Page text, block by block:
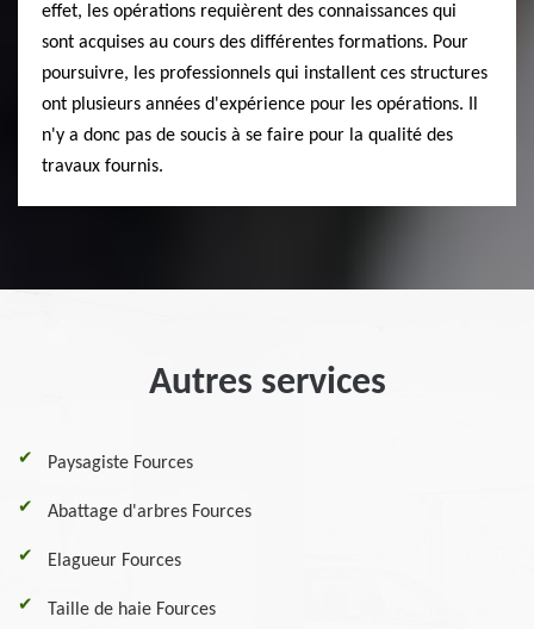
effet, les opérations requièrent des connaissances qui
sont acquises au cours des différentes formations. Pour
poursuivre, les professionnels qui installent ces structures
ont plusieurs années d'expérience pour les opérations. Il
n'y a donc pas de soucis à se faire pour la qualité des
travaux fournis.
Autres services
Paysagiste Fources
Abattage d'arbres Fources
Elagueur Fources
Taille de haie Fources